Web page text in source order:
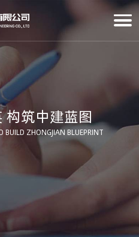
构筑中建蓝图
BUILD ZHONGJIAN BLUEPRINT